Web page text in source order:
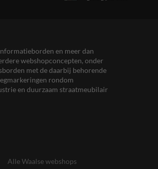
en meer dan
webshopconcepten, onder
met de daarbij behorende
rondom
en duurzaam straatmeubilair
Alle Waalse webshops